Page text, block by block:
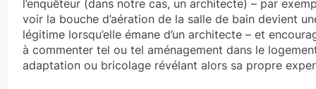
l’enquêteur (dans notre cas, un architecte) – par
voir la bouche d’aération de la salle de bain devient
légitime lorsqu’elle émane d’un architecte – et
à commenter tel ou tel aménagement dans le
adaptation ou bricolage révélant alors sa propre